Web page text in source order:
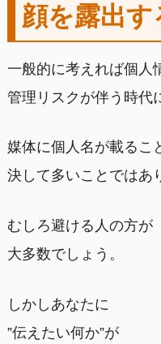
顔を露出す
一般的に考えれば個人
管理リスクが伴う時代
媒体に個人名が載るこ
決して多いことではあ
むしろ避ける人の方が
大多数でしょう。
しかしあなたに
”伝えたい何か”が